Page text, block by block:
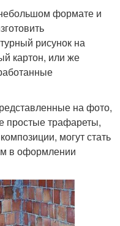
формате и
рисунок на
картон, или же
на фото,
простые трафареты,
могут стать
в оформлении